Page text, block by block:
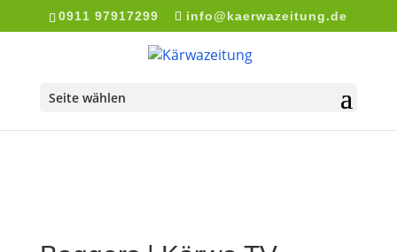
0911 97917299 info@kaerwazeitung.de
Seite wählen